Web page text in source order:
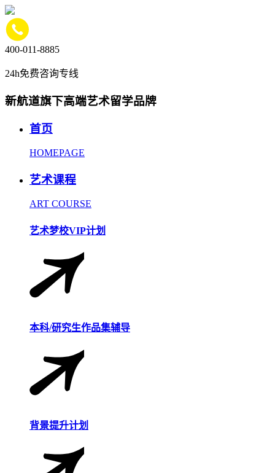
400-011-8885
24h免费咨询专线
新航道旗下高端艺术留学品牌
首页
HOMEPAGE
艺术课程
ART COURSE
艺术梦校VIP计划
本科/研究生作品集辅导
背景提升计划